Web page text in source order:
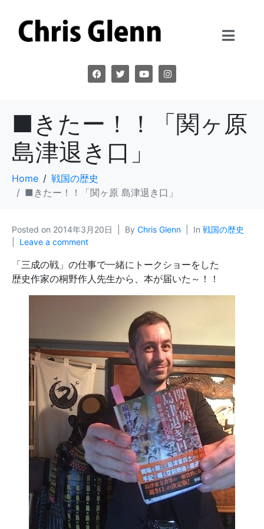
■きたー！！「関ヶ原
島津退き口」
Home
戦国の歴史
■きたー！！「関ヶ原 島津退き口」
Posted on 2014年3月20日 By Chris Glenn In 戦国の歴史
Leave a comment
「三成の戦」の仕事で一緒にトークショーをした
歴史作家の桐野作人先生から、本が届いた～！！